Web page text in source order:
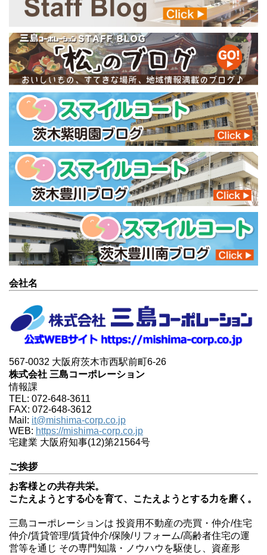
会社名
567-0032 大阪府茨木市西駅前町6-26
株式会社 三島コーポレーション
情報課
TEL: 072-648-3611
FAX: 072-648-3612
Mail: it@mishima-corp.co.jp
WEB: https://mishima-corp.co.jp
宅建業 大阪府知事(12)第21564号
ご挨拶
お客様との共存共栄。
こたえようとする心を育て、こたえようとする力を磨く。
三島コーポレーションは 投資用不動産の売買・仲介/住宅
仲介/賃貸管理/賃貸仲介/保険/リフォーム/高齢者住宅の運
営等を通じ その専門知識・ノウハウを駆使し、資産形